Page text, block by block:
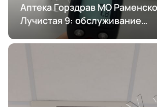
Аптека Горздрав МО
Лучистая 9: обслуживание
кондиционирования